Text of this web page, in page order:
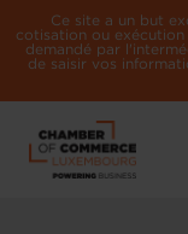
Ce site a un but
cotisation ou exécution
demandé par
de saisir vos